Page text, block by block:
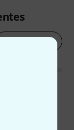
Avaliar agora